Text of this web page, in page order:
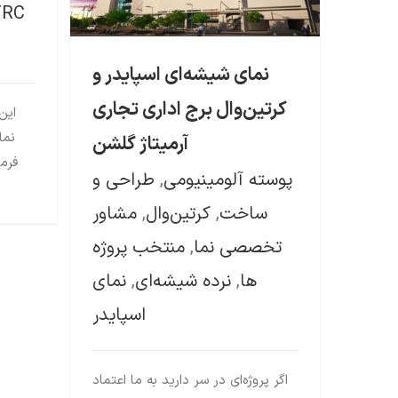
نمای شیشه‌ای اسپایدر و
کرتین‌وال برج اداری تجاری
آرمیتاژ گلشن
پوسته آلومینیومی, طراحی و
ساخت,کرتین‌وال,مشاور
تخصصی نما,منتخب پروژه
ها,نرده شیشه‌ای,نمای
اسپایدر
اگر پروژه‌ای در سر دارید به ما اعتماد